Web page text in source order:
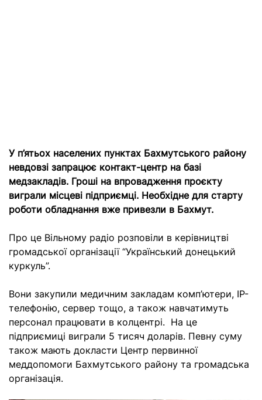
У п’ятьох населених пунктах Бахмутського району
невдовзі запрацює контакт-центр на базі
медзакладів. Гроші на впровадження проєкту
виграли місцеві підприємці. Необхідне для старту
роботи обладнання вже привезли в Бахмут.
Про це Вільному радіо розповіли в керівництві
громадської організації “Український донецький
куркуль”.
Вони закупили медичним закладам комп’ютери, IP-
телефонію, сервер тощо, а також навчатимуть
персонал працювати в колцентрі. На це
підприємиці виграли 5 тисяч доларів. Певну суму
також мають докласти Центр первинної
меддопомоги Бахмутського району та громадська
організація.